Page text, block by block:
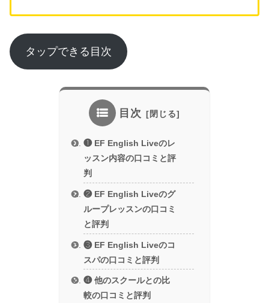
タップできる目次
目次
❶ EF English Liveのレ
ッスン内容の口コミと評
判
❷ EF English Liveのグ
ループレッスンの口コミ
と評判
❸ EF English Liveのコ
スパの口コミと評判
❹ 他のスクールとの比
較の口コミと評判